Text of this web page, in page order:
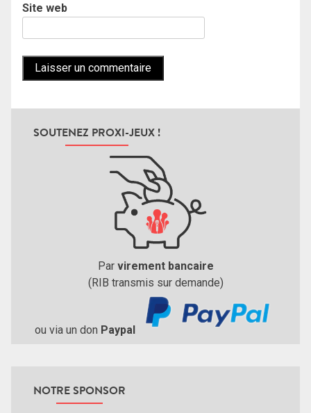
Site web
SOUTENEZ PROXI-JEUX !
Par virement bancaire
(RIB transmis sur demande)
ou via un don Paypal
NOTRE SPONSOR